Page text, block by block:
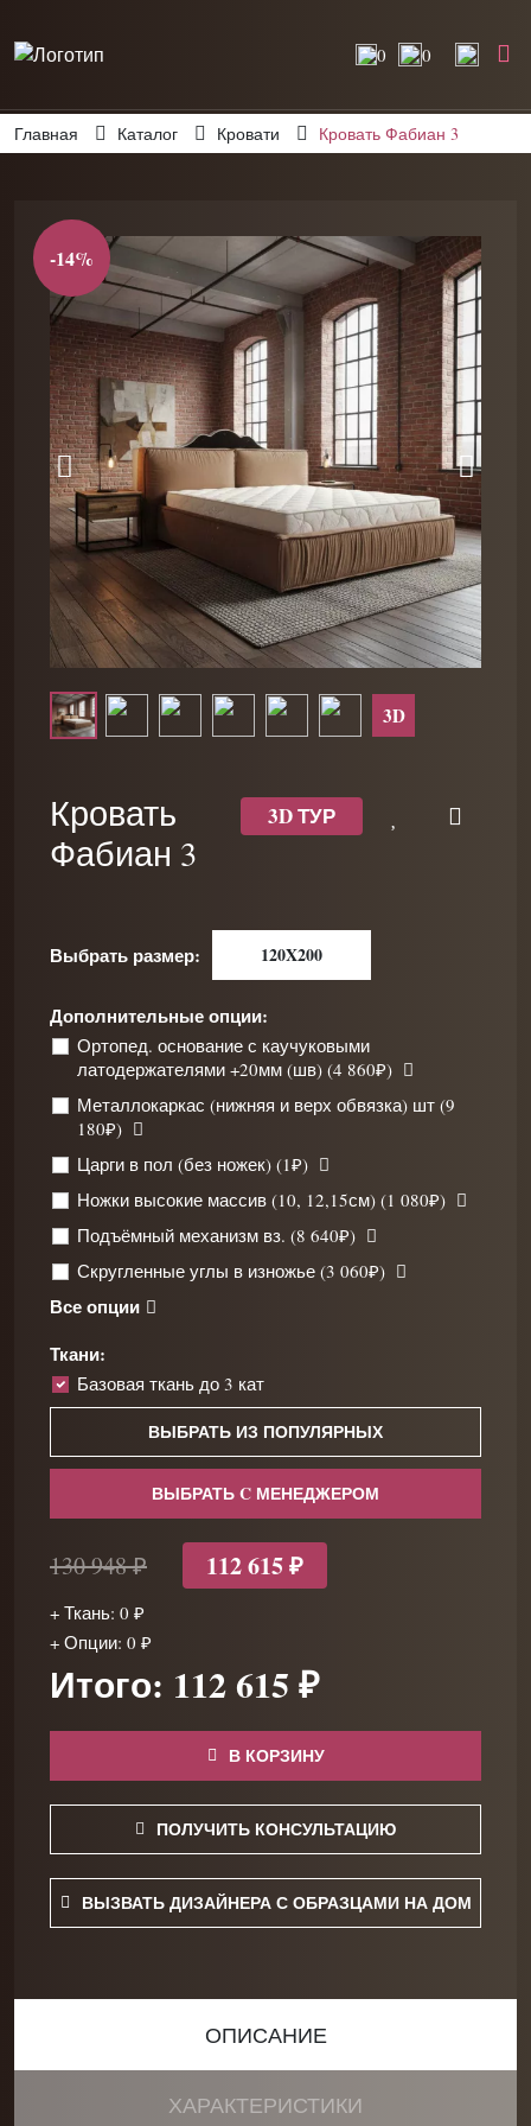
0 0
Главная Каталог Кровати Кровать Фабиан 3
-14%
3D
Кровать
Фабиан 3
3D ТУР
Выбрать размер: 120X200
Дополнительные опции:
Ортопед. основание с каучуковыми
латодержателями +20мм (шв) (4 860₽)
Металлокаркас (нижняя и верх обвязка) шт (9
180₽)
Царги в пол (без ножек) (1₽)
Ножки высокие массив (10, 12,15см) (1 080₽)
Подъёмный механизм вз. (8 640₽)
Скругленные углы в изножье (3 060₽)
Все опции
Ткани:
Базовая ткань до 3 кат
ВЫБРАТЬ ИЗ ПОПУЛЯРНЫХ
ВЫБРАТЬ C МЕНЕДЖЕРОМ
130 948 ₽ 112 615 ₽
+ Ткань: 0 ₽
+ Опции: 0 ₽
Итого: 112 615 ₽
В КОРЗИНУ
ПОЛУЧИТЬ КОНСУЛЬТАЦИЮ
ВЫЗВАТЬ ДИЗАЙНЕРА С ОБРАЗЦАМИ НА ДОМ
ОПИСАНИЕ
ХАРАКТЕРИСТИКИ